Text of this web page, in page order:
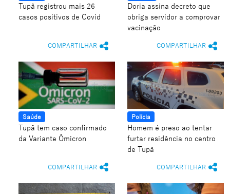
Tupã registrou mais 26
casos positivos de Covid
COMPARTILHAR
Doria assina decreto que
obriga servidor a comprovar
vacinação
COMPARTILHAR
Saúde
Tupã tem caso confirmado
da Variante Ômicron
COMPARTILHAR
Polícia
Homem é preso ao tentar
furtar residência no centro
de Tupã
COMPARTILHAR